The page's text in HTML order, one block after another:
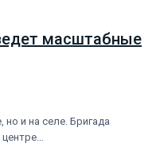
масштабные
и на селе. Бригада